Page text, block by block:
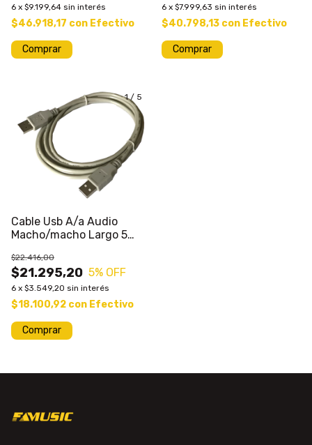
6 x $9.199,64 sin interés
$46.918,17 con Efectivo
6 x $7.999,63 sin interés
$40.798,13 con Efectivo
1/ 5
Cable Usb A/a Audio
Macho/macho Largo 5
$21.295,20
$22.416,00
5% OFF
6 x $3.549,20 sin interés
$18.100,92 con Efectivo
Comprar